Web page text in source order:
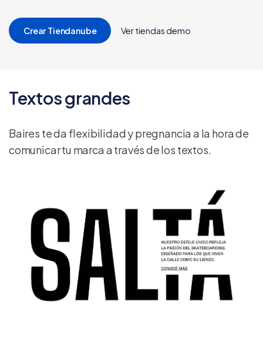
Crear Tiendanube Ver tiendas demo
Textos grandes
Baires te da flexibilidad y pregnancia a la hora de
comunicar tu marca a través de los textos.